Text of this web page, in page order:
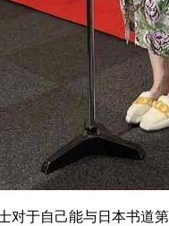
对于自己能与日本书道